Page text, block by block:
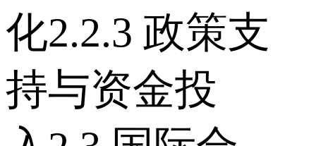
化 2.2.3 政策支
持与资金投